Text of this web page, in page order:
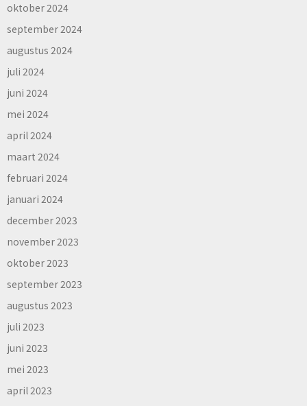
oktober 2024
september 2024
augustus 2024
juli 2024
juni 2024
mei 2024
april 2024
maart 2024
februari 2024
januari 2024
december 2023
november 2023
oktober 2023
september 2023
augustus 2023
juli 2023
juni 2023
mei 2023
april 2023